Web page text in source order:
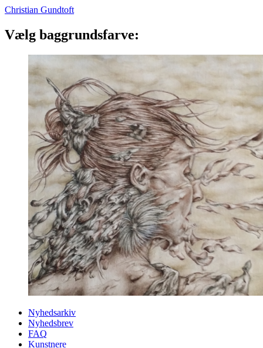
Christian Gundtoft
Vælg baggrundsfarve:
Nyhedsarkiv
Nyhedsbrev
FAQ
Kunstnere